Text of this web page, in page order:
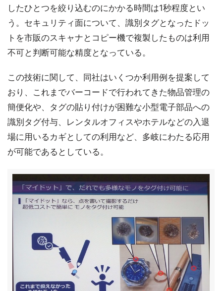
したひとつを絞り込むのにかかる時間は1秒程度とい
う。セキュリティ面について、識別タグとなったドッ
トを市販のスキャナとコピー機で複製したものは利用
不可と判断可能な精度となっている。
この技術に関して、同社はいくつか利用例を提案して
おり、これまでバーコードで行われてきた物品管理の
簡便化や、タグの貼り付けが困難な小型電子部品への
識別タグ付与、レンタルオフィスやホテルなどの入退
場に用いるカギとしての利用など、多岐にわたる応用
が可能であるとしている。